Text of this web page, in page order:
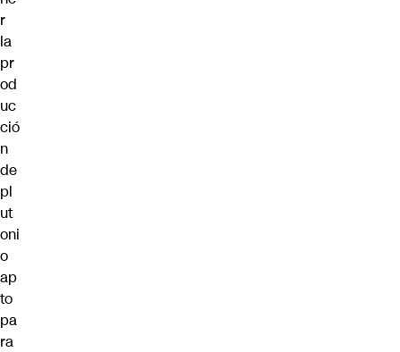
r
la
pr
od
uc
ció
n
de
pl
ut
oni
o
ap
to
pa
ra